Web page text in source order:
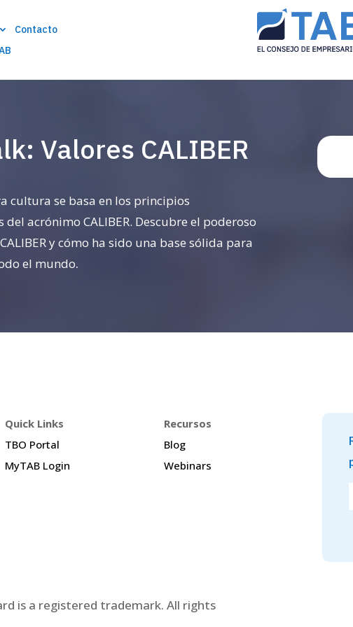
Contacto
Valores CALIBER
cultura se basa en los principios
acrónimo CALIBER. Descubre el poderoso
y cómo ha sido una base sólida para
el mundo.
Quick Links
TBO Portal
MyTAB Login
Recursos
Blog
Webinars
is a registered trademark. All rights